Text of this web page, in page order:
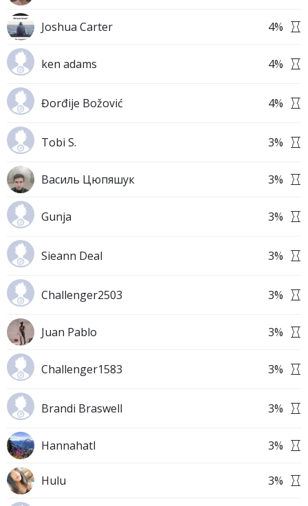
Joshua Carter 4%
ken adams 4%
Đorđije Božović 4%
Tobi S. 3%
Василь Цюпяшук 3%
Gunja 3%
Sieann Deal 3%
Challenger2503 3%
Juan Pablo 3%
Challenger1583 3%
Brandi Braswell 3%
Hannahatl 3%
Hulu 3%